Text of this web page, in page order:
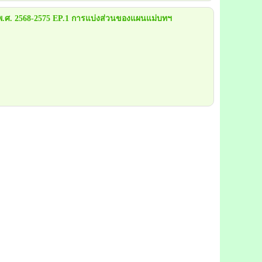
2568-2575 EP.1 การแบ่งส่วนของแผนแม่บทฯ